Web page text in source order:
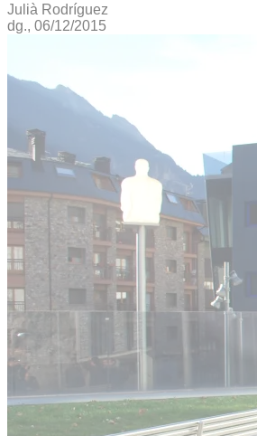
Julià Rodríguez
dg., 06/12/2015